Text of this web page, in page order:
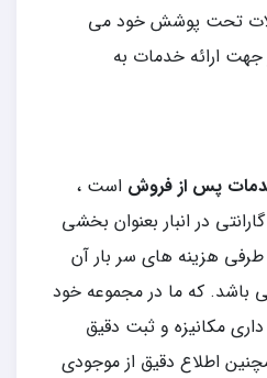
تحت پوشش خود می
جهت ارائه خدمات به
پس از فروش است ،
در انبار بعنوان بخشی
هزینه های سر بار آن
باشد. که ما در مجموعه خود
داری مکانیزه و ثبت دقیق
اطلاع دقیق از موجودی